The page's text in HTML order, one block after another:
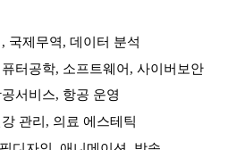
, 국제무역, 데이터 분석
퓨터공학, 소프트웨어, 사이버보안
공서비스, 항공 운영
관리 , 의료 에스테틱